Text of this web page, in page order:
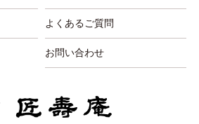
よくあるご質問
お問い合わせ